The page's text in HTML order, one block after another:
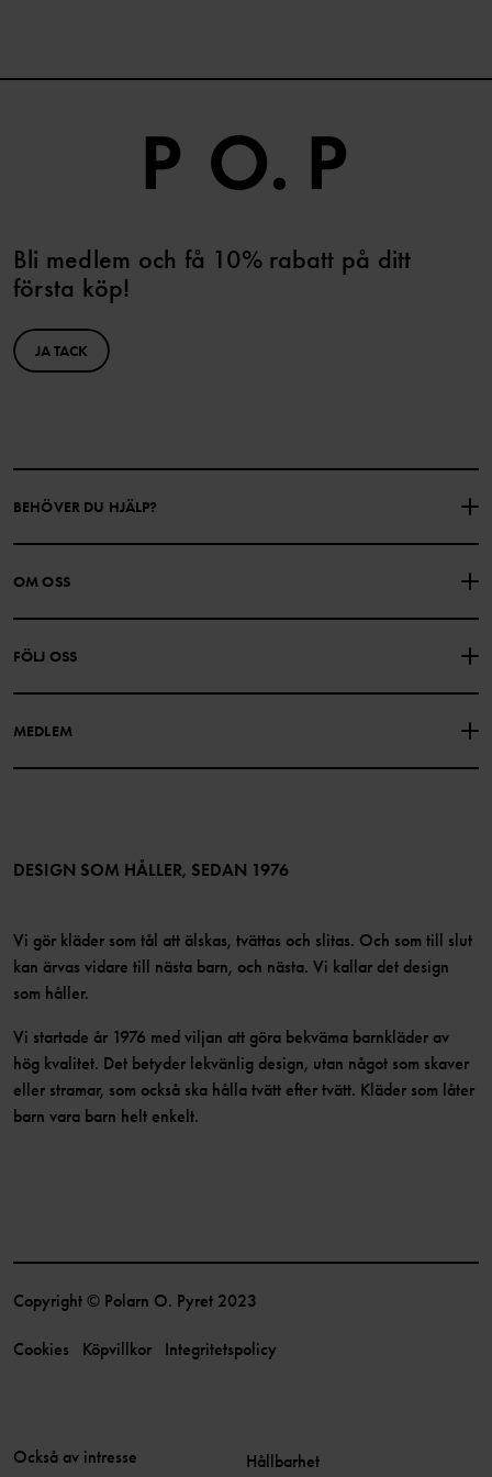
Bli medlem och få 10% rabatt på ditt
första köp!
JA TACK
BEHÖVER DU HJÄLP?
KONTAKTA OSS
PRESENTKORTSALDO KÖPVILLKOR
INTEGRITETSPOLICY
OM OSS
FÖLJ OSS
MEDLEM
Bli medlem
DESIGN SOM HÅLLER, SEDAN 1976
Vi gör kläder som tål att älskas, tvättas och slitas. Och som till slut
kan ärvas vidare till nästa barn, och nästa. Vi kallar det design
som håller.
Vi startade år 1976 med viljan att göra bekväma barnkläder av
hög kvalitet. Det betyder lekvänlig design, utan något som skaver
eller stramar, som också ska hålla tvätt efter tvätt. Kläder som låter
barn vara barn helt enkelt.
Copyright © Polarn O. Pyret 2023
Cookies Köpvillkor Integritetspolicy
Också av intresse Hållbarhet